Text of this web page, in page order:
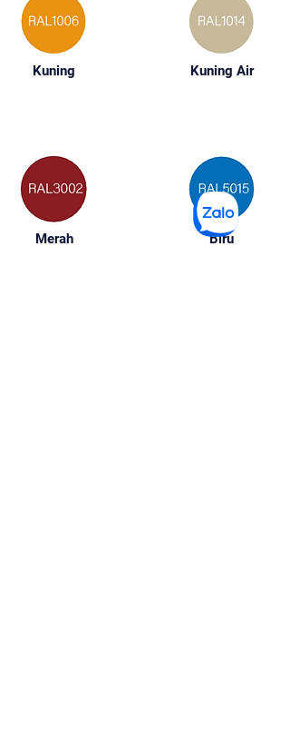
Kuning
Merah
Kuning Air
Biru